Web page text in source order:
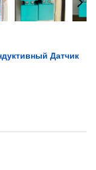
Датчик